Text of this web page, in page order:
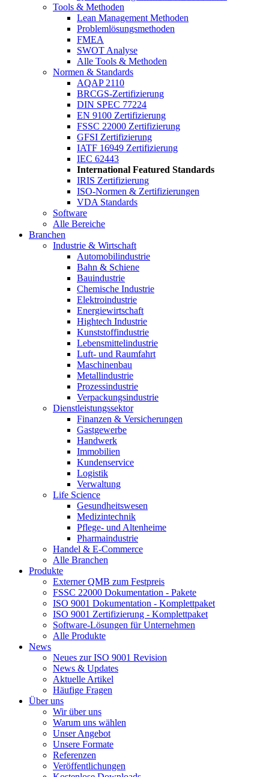
Tools & Methoden
Lean Management Methoden
Problemlösungsmethoden
FMEA
SWOT Analyse
Alle Tools & Methoden
Normen & Standards
AQAP 2110
BRCGS-Zertifizierung
DIN SPEC 77224
EN 9100 Zertifizierung
FSSC 22000 Zertifizierung
GFSI Zertifizierung
IATF 16949 Zertifizierung
IEC 62443
International Featured Standards
IRIS Zertifizierung
ISO-Normen & Zertifizierungen
VDA Standards
Software
Alle Bereiche
Branchen
Industrie & Wirtschaft
Automobilindustrie
Bahn & Schiene
Bauindustrie
Chemische Industrie
Elektroindustrie
Energiewirtschaft
Hightech Industrie
Kunststoffindustrie
Lebensmittelindustrie
Luft- und Raumfahrt
Maschinenbau
Metallindustrie
Prozessindustrie
Verpackungsindustrie
Dienstleistungssektor
Finanzen & Versicherungen
Gastgewerbe
Handwerk
Immobilien
Kundenservice
Logistik
Verwaltung
Life Science
Gesundheitswesen
Medizintechnik
Pflege- und Altenheime
Pharmaindustrie
Handel & E-Commerce
Alle Branchen
Produkte
Externer QMB zum Festpreis
FSSC 22000 Dokumentation - Pakete
ISO 9001 Dokumentation - Komplettpaket
ISO 9001 Zertifizierung - Komplettpaket
Software-Lösungen für Unternehmen
Alle Produkte
News
Neues zur ISO 9001 Revision
News & Updates
Aktuelle Artikel
Häufige Fragen
Über uns
Wir über uns
Warum uns wählen
Unser Angebot
Unsere Formate
Referenzen
Veröffentlichungen